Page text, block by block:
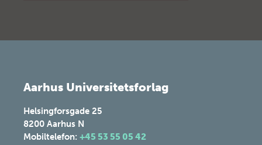
Aarhus Universitetsforlag
Helsingforsgade 25
8200 Aarhus N
Mobiltelefon: +45 53 55 05 42